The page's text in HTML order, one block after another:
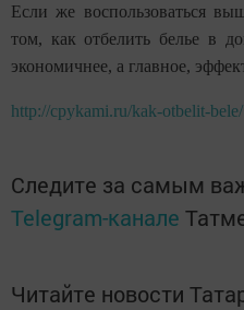
Если же воспользоваться
том, как отбелить белье в
экономичнее, а главное,
http://cpykami.ru/kak-otbelit-bele/
Следите за самым
Telegram-канале
Читайте новости